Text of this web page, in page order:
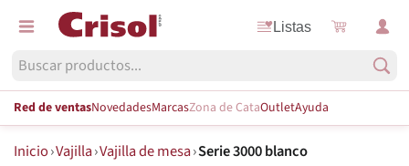
Listas
Red de ventasNovedadesMarcasZona de CataOutletAyuda
Inicio›Vajilla›Vajilla de mesa›Serie 3000 blanco